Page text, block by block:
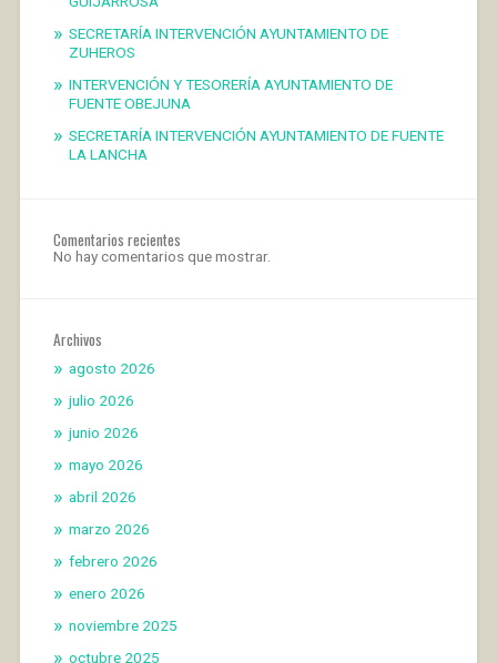
SECRETARÍA INTERVENCIÓN AYUNTAMIENTO DE
ZUHEROS
INTERVENCIÓN Y TESORERÍA AYUNTAMIENTO DE
FUENTE OBEJUNA
SECRETARÍA INTERVENCIÓN AYUNTAMIENTO DE FUENTE
LA LANCHA
Comentarios recientes
No hay comentarios que mostrar.
Archivos
agosto 2026
julio 2026
junio 2026
mayo 2026
abril 2026
marzo 2026
febrero 2026
enero 2026
noviembre 2025
octubre 2025